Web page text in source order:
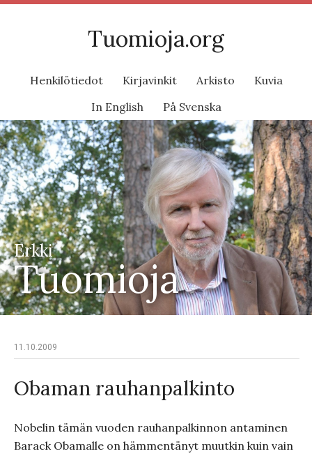
Tuomioja.org
Henkilötiedot Kirjavinkit Arkisto
Kuvia
In English
På Svenska
Erkki
Tuomioja
11.10.2009
Obaman rauhanpalkinto
Nobelin tämän vuoden rauhanpalkinnon antaminen
Barack Obamalle on hämmentänyt muutkin kuin vain